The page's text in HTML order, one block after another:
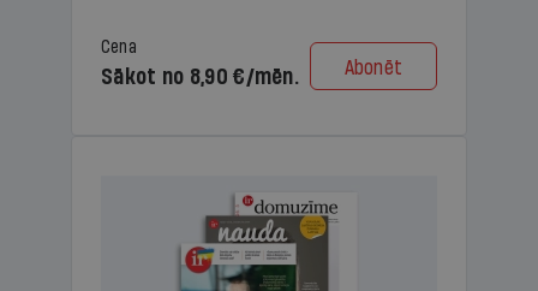
Cena
Sākot no 8,90 €/mēn. Abonēt